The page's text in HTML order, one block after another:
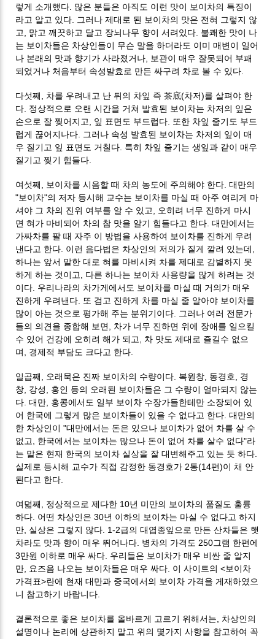
렇게 소개했다. 많은 분들은 아직도 이런 맛이 보이차의 특징이
라고 알고 있다. 그러나 제대로 된 보이차의 맛은 전혀 그렇지 않
고, 맑고 깨끗하고 달고 장뇌나무 향이 서려있다. 불쾌한 맛이 나
는 보이차들은 차상인들이 무슨 말을 하더라도 이미 매변이 일어
나 본래의 맛과 향기가 사라졌거나, 보관이 매우 잘못되어 부패
되었거나 처음부터 속성발효로 만든 싸구려 차로 볼 수 있다.
다섯째, 차를 우려내고 난 뒤의 차잎 즉 茶底(차저)를 살펴야 한
다. 정상적으로 오랜 시간을 거쳐 발효된 보이차는 차저의 잎은
손으로 잘 찢어지고, 잎 표면도 부드럽다. 또한 차잎 줄기도 부드
럽게 끊어지나다. 그러나 속성 발효된 보이차는 차저의 잎이 매
우 질기고 잎 표면도 거칠다. 특히 차잎 줄기는 생잎과 같이 매우
질기고 찢기 힘들다.
여섯째, 보이차를 시음할 때 차의 농도에 주의해야 한다. 대만의
"보이차"의 저자 등시해 교수는 보이차를 마실 때 아주 여리게 마
셔야 그 차의 진위 여부를 알 수 있고, 오히려 너무 진하게 마시
면 혀가 마비되어 차의 참 맛을 알기 힘들다고 한다. 대만에서는
가짜차를 팔 때 자주 이 방법을 사용하여 보이차를 진하게 우려
낸다고 한다. 이런 음다법은 차상인의 저의가 짙게 깔려 있는데,
하나는 앞서 말한 대로 혀를 마비시켜 차를 제대로 감별하지 못
하게 하는 것이고, 다른 하나는 보이차 사용량을 많게 하려는 것
이다. 우리나라의 차가게에서도 보이차를 마실 때 거의가 매우
진하게 우려낸다. 또 검고 진하게 차를 마실 줄 알아야 보이차를
많이 아는 것으로 평가해 주는 분위기이다. 그러나 여러 전문가
들의 의견을 종합해 보면, 차가 너무 진하면 위에 장애를 일으킬
수 있어 건강에 오히려 해가 되고, 차 맛도 제대로 즐길수 없으
며, 경제적 부담도 크다고 한다.
일곱째, 오래묵은 진짜 보이차의 수량이다. 복원창, 동경호, 경
창, 강성, 홍인 등의 오래된 보이차들은 그 수량이 얼마되지 않는
다. 대만, 홍콩에서도 일부 보이차 수장가들한테만 소장되어 있
어 한국에 그렇게 많은 보이차들이 있을 수 없다고 한다. 대만의
한 차상인이 "대만에서는 돈은 있으나 보이차가 없어 차를 살 수
없고, 한국에서는 보이차는 많으나 돈이 없어 차를 살수 없다"라
는 말은 현재 한국의 보이차 실상을 잘 대변해주고 있는 듯 하다.
실제로 등시해 교수가 직접 감정한 동경호가 2통(14편)이 채 안
된다고 한다.
여덟째, 정상적으로 제다한 10년 미만의 보이차의 품질도 훌륭
하다. 어떤 차상인은 30년 이하의 보이차는 마실 수 없다고 하지
만, 실상은 그렇지 않다. 1-2급의 대엽종잎으로 만든 산차들은 햇
차라도 맛과 향이 매우 뛰어나다. 병차의 가격도 250그램 한편에
3만원 이하로 매우 싸다. 우리들은 보이차가 매우 비싼 줄 알지
만, 요즈음 나오는 보이차들은 매우 싸다. 이 사이트의 <보이차
가격표>란에 현재 대만과 중국에서의 보이차 가격을 게재하였으
니 참고하기 바랍니다.
결론적으로 좋은 보이차를 올바르게 고르기 위해서는, 차상인의
설명이나 논리에 상관하지 말고 위의 몇가지 사항을 참고하여 꼭